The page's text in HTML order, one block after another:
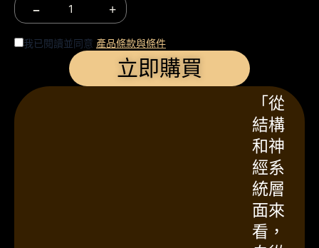
− +
我已閱讀並同意 產品條款與條件
立即購買
「從
結構
和神
經系
統層
面來
看，